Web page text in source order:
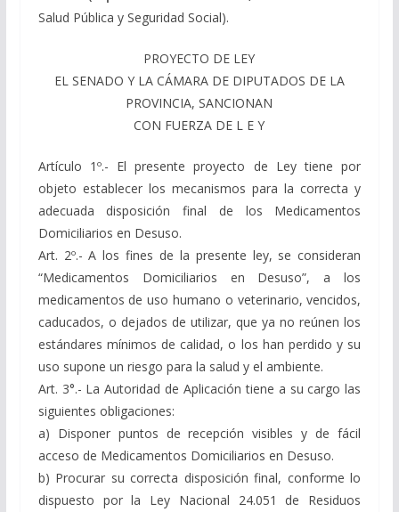
Salud Pública y Seguridad Social).
PROYECTO DE LEY
EL SENADO Y LA CÁMARA DE DIPUTADOS DE LA
PROVINCIA, SANCIONAN
CON FUERZA DE L E Y
Artículo 1º.- El presente proyecto de Ley tiene por
objeto establecer los mecanismos para la correcta y
adecuada disposición final de los Medicamentos
Domiciliarios en Desuso.
Art. 2º.- A los fines de la presente ley, se consideran
“Medicamentos Domiciliarios en Desuso”, a los
medicamentos de uso humano o veterinario, vencidos,
caducados, o dejados de utilizar, que ya no reúnen los
estándares mínimos de calidad, o los han perdido y su
uso supone un riesgo para la salud y el ambiente.
Art. 3°.- La Autoridad de Aplicación tiene a su cargo las
siguientes obligaciones:
a) Disponer puntos de recepción visibles y de fácil
acceso de Medicamentos Domiciliarios en Desuso.
b) Procurar su correcta disposición final, conforme lo
dispuesto por la Ley Nacional 24.051 de Residuos